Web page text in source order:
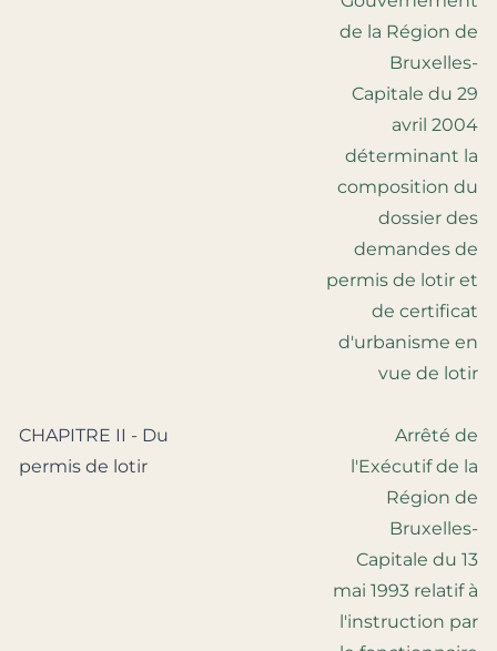
CHAPITRE II - Du
permis de lotir
de la Région de
Bruxelles-
Capitale du 29
avril 2004
déterminant la
composition du
dossier des
demandes de
permis de lotir et
de certificat
d'urbanisme en
vue de lotir
Arrêté de
l'Exécutif de la
Région de
Bruxelles-
Capitale du 13
mai 1993 relatif à
l'instruction par